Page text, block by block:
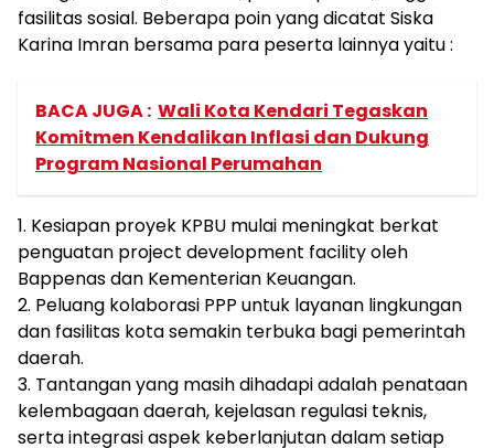
fasilitas sosial. Beberapa poin yang dicatat Siska
Karina Imran bersama para peserta lainnya yaitu :
BACA JUGA : Wali Kota Kendari Tegaskan
Komitmen Kendalikan Inflasi dan Dukung
Program Nasional Perumahan
1. Kesiapan proyek KPBU mulai meningkat berkat
penguatan project development facility oleh
Bappenas dan Kementerian Keuangan.
2. Peluang kolaborasi PPP untuk layanan lingkungan
dan fasilitas kota semakin terbuka bagi pemerintah
daerah.
3. Tantangan yang masih dihadapi adalah penataan
kelembagaan daerah, kejelasan regulasi teknis,
serta integrasi aspek keberlanjutan dalam setiap